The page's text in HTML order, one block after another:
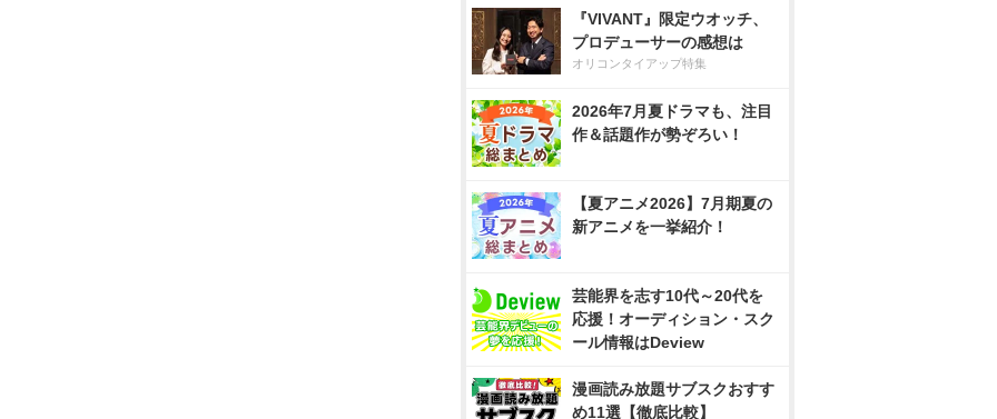
『VIVANT』限定ウオッチ、
プロデューサーの感想は
オリコンタイアップ特集
2026年7月夏ドラマも、注目
作＆話題作が勢ぞろい！
【夏アニメ2026】7月期夏の
新アニメを一挙紹介！
芸能界を志す10代～20代を
応援！オーディション・スク
ール情報はDeview
漫画読み放題サブスクおすす
め11選【徹底比較】